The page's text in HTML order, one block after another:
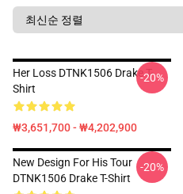
Her Loss DTNK1506 Drake T-
Shirt
₩3,651,700 - ₩4,202,900
-20%
New Design For His Tour
DTNK1506 Drake T-Shirt
-20%